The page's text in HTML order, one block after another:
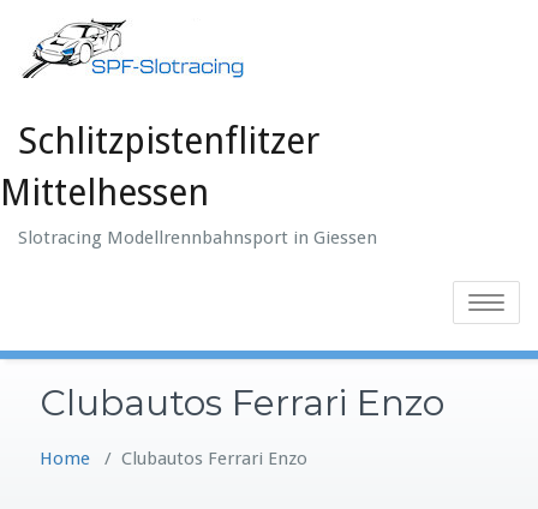
content
Schlitzpistenflitzer
Mittelhessen
Slotracing Modellrennbahnsport in Giessen
Toggle
Clubautos Ferrari Enzo
Home / Clubautos Ferrari Enzo